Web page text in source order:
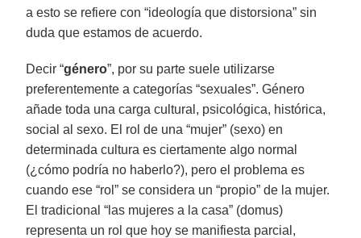
a esto se refiere con “ideología que distorsiona” sin
duda que estamos de acuerdo.
Decir “género”, por su parte suele utilizarse
preferentemente a categorías “sexuales”. Género
añade toda una carga cultural, psicológica, histórica,
social al sexo. El rol de una “mujer” (sexo) en
determinada cultura es ciertamente algo normal
(¿cómo podría no haberlo?), pero el problema es
cuando ese “rol” se considera un “propio” de la mujer.
El tradicional “las mujeres a la casa” (domus)
representa un rol que hoy se manifiesta parcial,